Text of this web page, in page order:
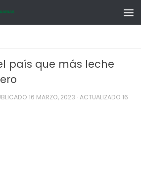
país que más leche
16 MARZO, 2023 · ACTUALIZADO 16